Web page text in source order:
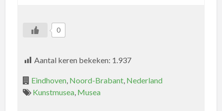
0
Aantal keren bekeken: 1.937
Eindhoven, Noord-Brabant, Nederland
Kunstmusea, Musea